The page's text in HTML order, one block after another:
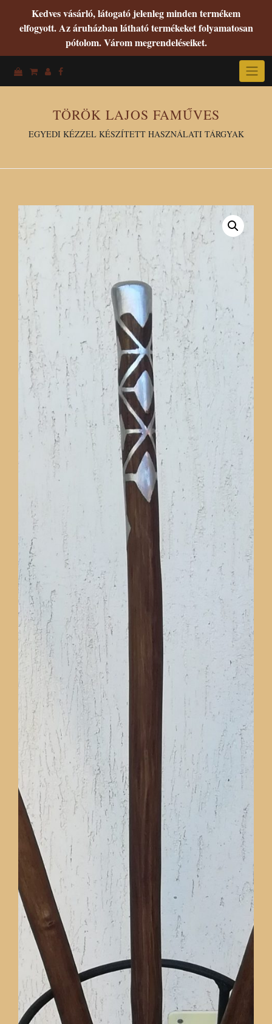
Kedves vásárló, látogató jelenleg minden termékem
elfogyott. Az áruházban látható termékeket folyamatosan
pótolom. Várom megrendeléseiket.
TÖRÖK LAJOS FAMŰVES
EGYEDI KÉZZEL KÉSZÍTETT HASZNÁLATI TÁRGYAK